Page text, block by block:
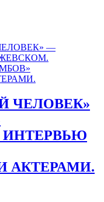
ЧЕЛОВЕК»
АКТЕРАМИ.